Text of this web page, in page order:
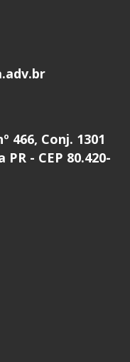
466, Conj. 1301
- CEP 80.420-